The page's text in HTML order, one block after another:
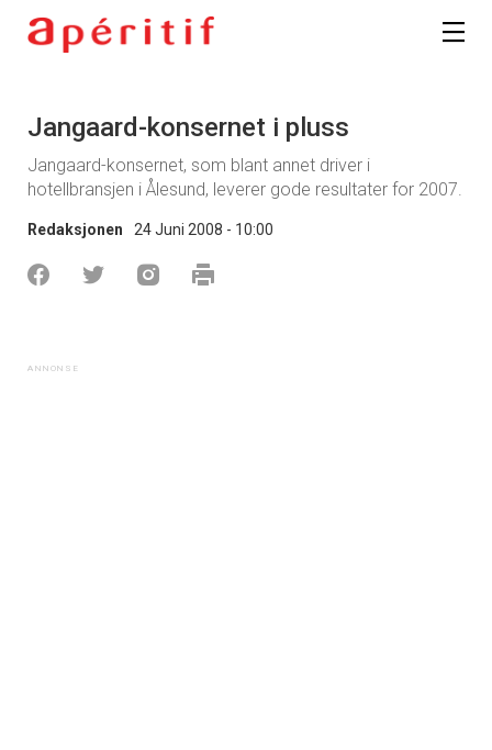
Jangaard-konsernet i pluss
Jangaard-konsernet, som blant annet driver i
hotellbransjen i Ålesund, leverer gode resultater for 2007.
Redaksjonen 24 Juni 2008 - 10:00